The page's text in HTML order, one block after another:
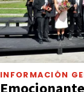
INFORMACIÓN